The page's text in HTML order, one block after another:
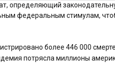
определяющий
федеральным стимулам,
более 446 000
потрясла миллионы